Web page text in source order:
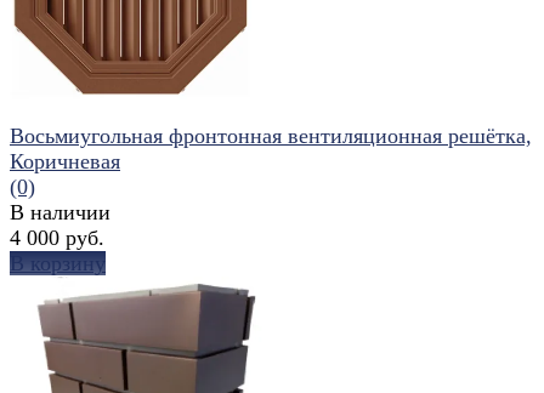
избранное сравнить
Восьмиугольная фронтонная вентиляционная решётка,
Коричневая
(0)
В наличии
4 000 руб.
В корзину